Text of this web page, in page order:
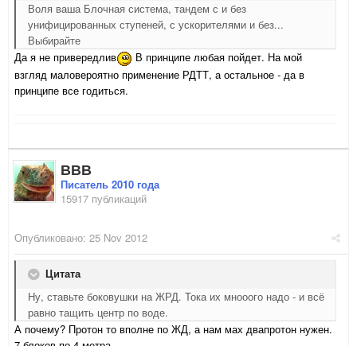
Воля ваша Блочная система, тандем с и без
унифицированных ступеней, с ускорителями и без...
Выбирайте
Да я не привередлив
В принципе любая пойдет. На мой
взгляд маловероятно применение РДТТ, а остальное - да в
принципе все годиться.
ВВВ
Писатель 2010 года
15917 публикаций
Опубликовано: 25 Nov 2012
Цитата
Ну, ставьте боковушки на ЖРД. Тока их мнооого надо - и всё
равно тащить центр по воде.
А почему? Протон то вполне по ЖД, а нам мах двапротон нужен.